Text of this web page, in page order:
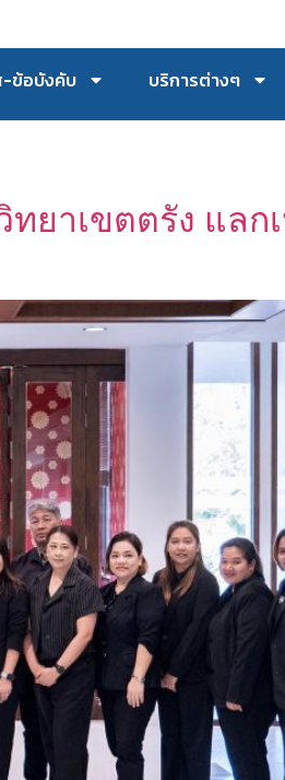
-ข้อบังคับ บริการต่างๆ
ยาเขตตรัง แลก